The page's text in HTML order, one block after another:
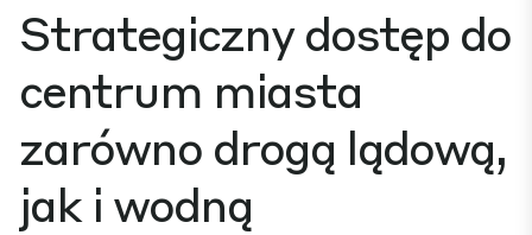
Strategiczny dostęp do
centrum miasta
zarówno drogą lądową,
jak i wodną